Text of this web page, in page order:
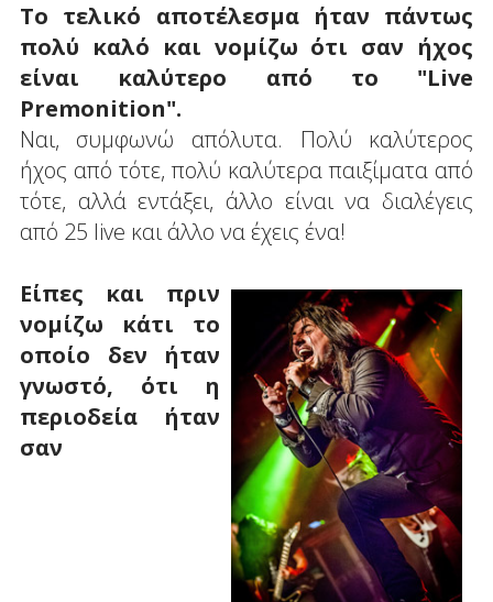
Το τελικό αποτέλεσμα ήταν πάντως
πολύ καλό και νομίζω ότι σαν ήχος
είναι καλύτερο από το "Live
Premonition".
Ναι, συμφωνώ απόλυτα. Πολύ καλύτερος
ήχος από τότε, πολύ καλύτερα παιξίματα από
τότε, αλλά εντάξει, άλλο είναι να διαλέγεις
από 25 live και άλλο να έχεις ένα!
Είπες και πριν
νομίζω κάτι το
οποίο δεν ήταν
γνωστό, ότι η
περιοδεία ήταν
σαν